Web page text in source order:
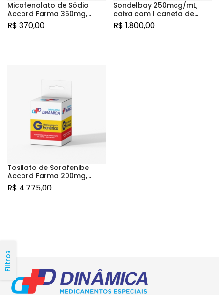
Filtros
Micofenolato de Sódio
Accord Farma 360mg,
caixa com 50 comprimidos
revestidos de liberação
R$ 370,00
Sondelbay 250mcg/mL,
caixa com 1 caneta de
aplicação com 2,4mL de
solução de uso
R$ 1.800,00
Tosilato de Sorafenibe
Accord Farma 200mg,
caixa com 60 comprimidos
revestidos
R$ 4.775,00